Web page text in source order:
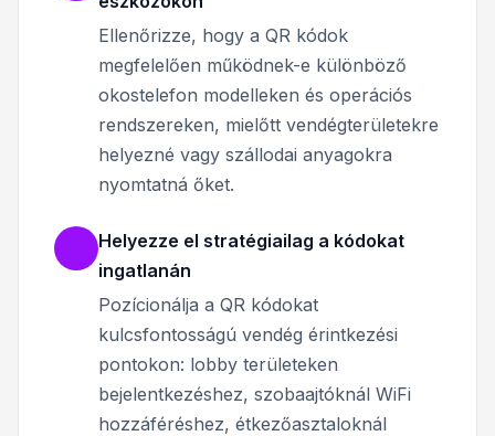
Ellenőrizze, hogy a QR kódok
megfelelően működnek-e különböző
okostelefon modelleken és operációs
rendszereken, mielőtt vendégterületekre
helyezné vagy szállodai anyagokra
nyomtatná őket.
Helyezze el stratégiailag a kódokat
ingatlanán
Pozícionálja a QR kódokat
kulcsfontosságú vendég érintkezési
pontokon: lobby területeken
bejelentkezéshez, szobaajtóknál WiFi
hozzáféréshez, étkezőasztaloknál